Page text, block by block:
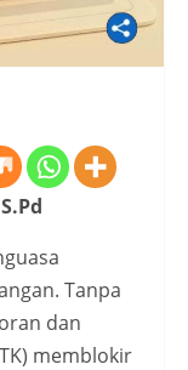
Tanpa
dan
memblokir